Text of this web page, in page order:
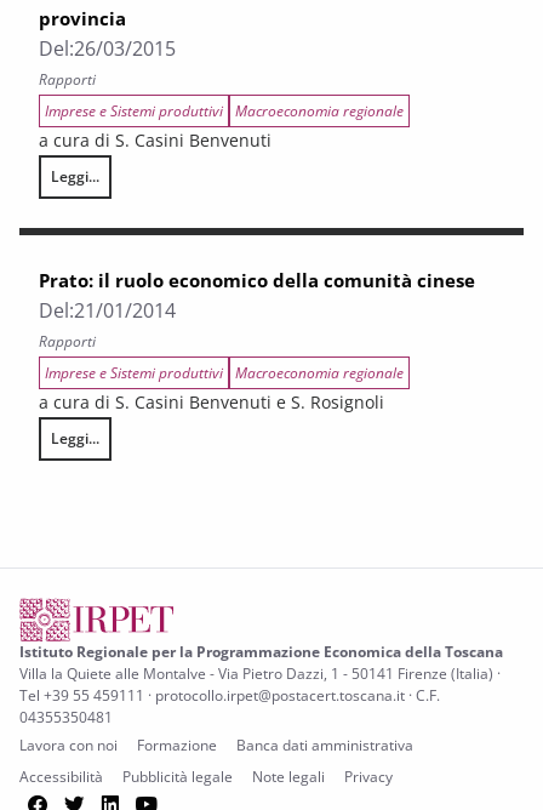
provincia
Del:26/03/2015
Rapporti
Imprese e Sistemi produttivi Macroeconomia regionale
a cura di S. Casini Benvenuti
Leggi...
Relazioni locali e transnazionali delle imprese cinesi di Prato e loro
Prato: il ruolo economico della comunità cinese
Del:21/01/2014
Rapporti
Imprese e Sistemi produttivi Macroeconomia regionale
a cura di S. Casini Benvenuti e S. Rosignoli
Leggi...
Prato: il ruolo economico della comunità cinese
Istituto Regionale per la Programmazione Economica della Toscana
Villa la Quiete alle Montalve - Via Pietro Dazzi, 1 - 50141 Firenze (Italia) ·
Tel +39 55 459111 · protocollo.irpet@postacert.toscana.it · C.F.
04355350481
Lavora con noi
Formazione
Banca dati amministrativa
Accessibilità
Pubblicità legale Note legali Privacy
Facebook
TwitterLinkedIn